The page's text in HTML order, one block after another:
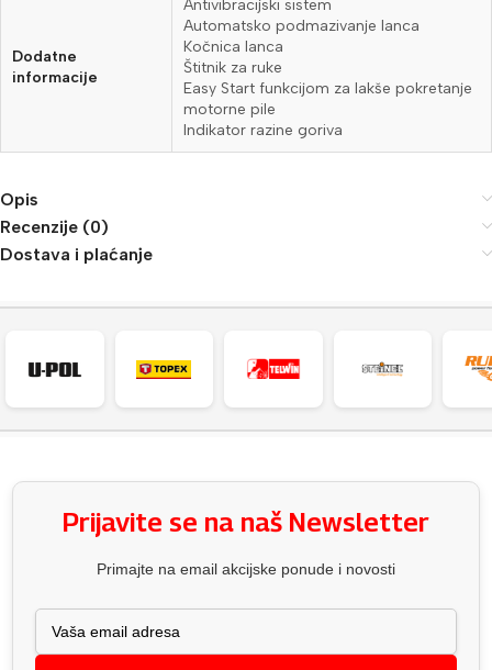
Dodatne
informacije
Antivibracijski sistem
Automatsko podmazivanje lanca
Kočnica lanca
Štitnik za ruke
Easy Start funkcijom za lakše pokretanje
motorne pile
Indikator razine goriva
Opis
Recenzije (0)
Dostava i plaćanje
Prijavite se na naš Newsletter
Primajte na email akcijske ponude i novosti